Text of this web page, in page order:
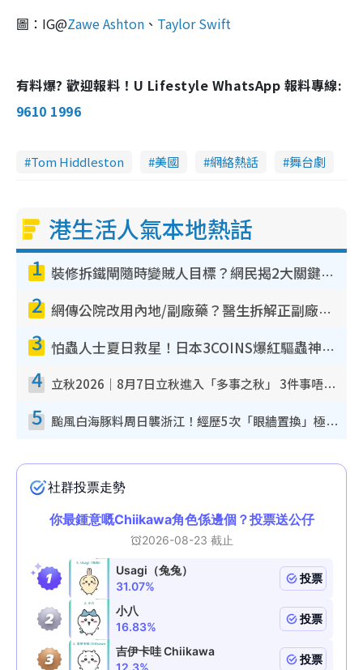
圖：IG@Zawe Ashton 、 Taylor Swift
有料爆? 歡迎報料！U Lifestyle WhatsApp 報料專線:
9610 1996
Tom Hiddleston 美國 網絡熱話 舞台劇
港生活人氣本地熱話
1 裝修拆鐵閘隨時變賊人目標？網民揭2大關鍵用途：裝新式等於白裝？附新舊鐵閘分別
2 網傳公院改用內地/副廠藥？醫生拆解正副廠分別 揭4類人換藥隨時出事
3 怕蟲人士夏日救星！日本3COINS爆紅驅蟲神器$45起 1招「全程免觸碰」輕鬆搞定小強
4 立秋2026｜8月7日立秋進入「多事之秋」 3件事唔做得！專家教6招開運 清枱頭／銀包納氣接好運
5 颱風白海豚料周日襲浙江！經歷5次「眼牆置換」極罕見 成登陸內地最長途颱風